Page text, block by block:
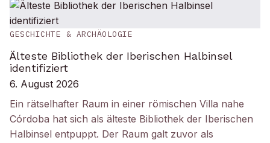
GESCHICHTE & ARCHÄOLOGIE
Älteste Bibliothek der Iberischen Halbinsel
identifiziert
6. August 2026
Ein rätselhafter Raum in einer römischen Villa nahe
Córdoba hat sich als älteste Bibliothek der Iberischen
Halbinsel entpuppt. Der Raum galt zuvor als